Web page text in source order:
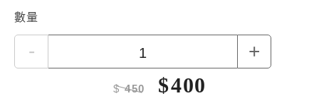
數量
- +
$450 $400